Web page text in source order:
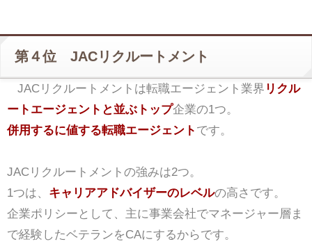
第４位 JACリクルートメント
JACリクルートメントは転職エージェント業界 リクル
ートエージェントと並ぶトップ企業の1つ。
併用するに値する転職エージェント です。
JACリクルートメントの強みは2つ。
1つは、 キャリアアドバイザーのレベルの高さです。
企業ポリシーとして、主に事業会社でマネージャー層ま
で経験したベテランをCAにするからです。